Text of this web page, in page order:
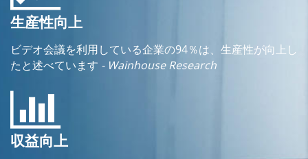
生産性向上
ビデオ会議を利用している企業の94％は、生産性が向上し
たと述べています - Wainhouse Research
収益向上